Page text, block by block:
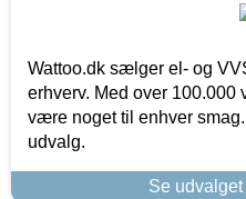
Wattoo.dk sælger el- og
erhverv. Med over 100.000
være noget til enhver
udvalg.
Se